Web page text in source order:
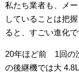
私たち業者も、メ
していることは把
ると、すごい進化で
20年ほど前 1回の
の後継機では大